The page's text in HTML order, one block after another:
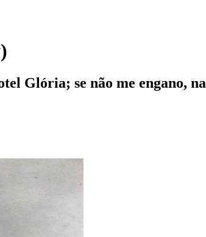
Glória; se não me engano,